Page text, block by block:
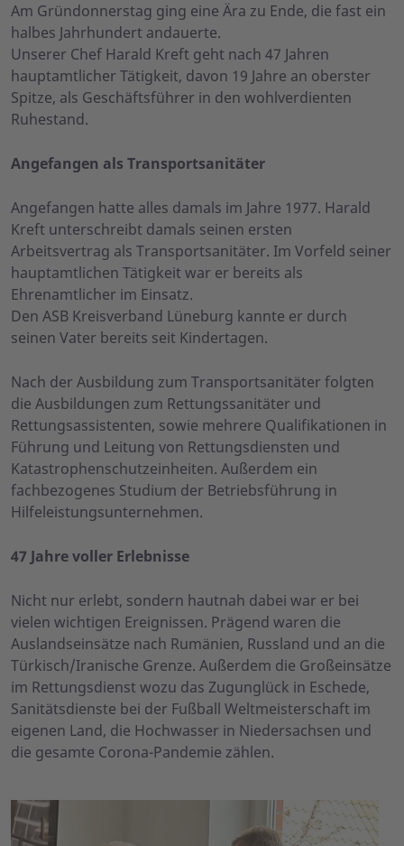
Am Gründonnerstag ging eine Ära zu Ende, die fast ein
halbes Jahrhundert andauerte.
Unserer Chef Harald Kreft geht nach 47 Jahren
hauptamtlicher Tätigkeit, davon 19 Jahre an oberster
Spitze, als Geschäftsführer in den wohlverdienten
Ruhestand.
Angefangen als Transportsanitäter
Angefangen hatte alles damals im Jahre 1977. Harald
Kreft unterschreibt damals seinen ersten
Arbeitsvertrag als Transportsanitäter. Im Vorfeld seiner
hauptamtlichen Tätigkeit war er bereits als
Ehrenamtlicher im Einsatz.
Den ASB Kreisverband Lüneburg kannte er durch
seinen Vater bereits seit Kindertagen.
Nach der Ausbildung zum Transportsanitäter folgten
die Ausbildungen zum Rettungssanitäter und
Rettungsassistenten, sowie mehrere Qualifikationen in
Führung und Leitung von Rettungsdiensten und
Katastrophenschutzeinheiten. Außerdem ein
fachbezogenes Studium der Betriebsführung in
Hilfeleistungsunternehmen.
47 Jahre voller Erlebnisse
Nicht nur erlebt, sondern hautnah dabei war er bei
vielen wichtigen Ereignissen. Prägend waren die
Auslandseinsätze nach Rumänien, Russland und an die
Türkisch/Iranische Grenze. Außerdem die Großeinsätze
im Rettungsdienst wozu das Zugunglück in Eschede,
Sanitätsdienste bei der Fußball Weltmeisterschaft im
eigenen Land, die Hochwasser in Niedersachsen und
die gesamte Corona-Pandemie zählen.